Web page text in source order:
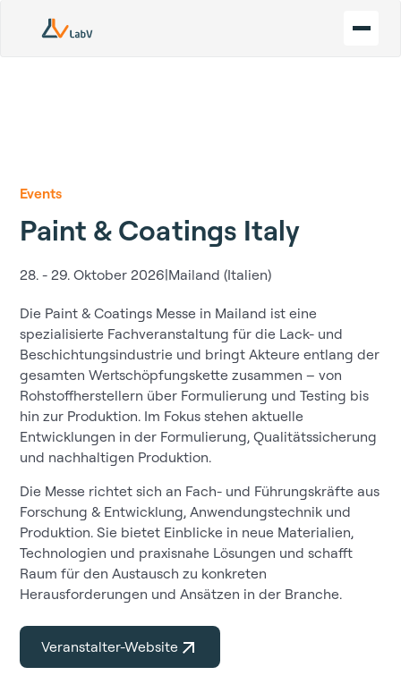
Events
Paint & Coatings Italy
28. - 29. Oktober 2026|Mailand (Italien)
Die Paint & Coatings Messe in Mailand ist eine
spezialisierte Fachveranstaltung für die Lack- und
Beschichtungsindustrie und bringt Akteure entlang der
gesamten Wertschöpfungskette zusammen – von
Rohstoffherstellern über Formulierung und Testing bis
hin zur Produktion. Im Fokus stehen aktuelle
Entwicklungen in der Formulierung, Qualitätssicherung
und nachhaltigen Produktion.
Die Messe richtet sich an Fach- und Führungskräfte aus
Forschung & Entwicklung, Anwendungstechnik und
Produktion. Sie bietet Einblicke in neue Materialien,
Technologien und praxisnahe Lösungen und schafft
Raum für den Austausch zu konkreten
Herausforderungen und Ansätzen in der Branche.
Veranstalter-Website